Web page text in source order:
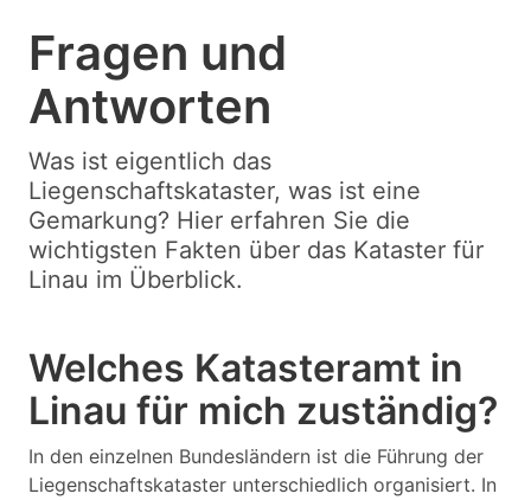
Fragen und
Antworten
Was ist eigentlich das
Liegenschaftskataster, was ist eine
Gemarkung? Hier erfahren Sie die
wichtigsten Fakten über das Kataster für
Linau im Überblick.
Welches Katasteramt in
Linau für mich zuständig?
In den einzelnen Bundesländern ist die Führung der
Liegenschaftskataster unterschiedlich organisiert. In